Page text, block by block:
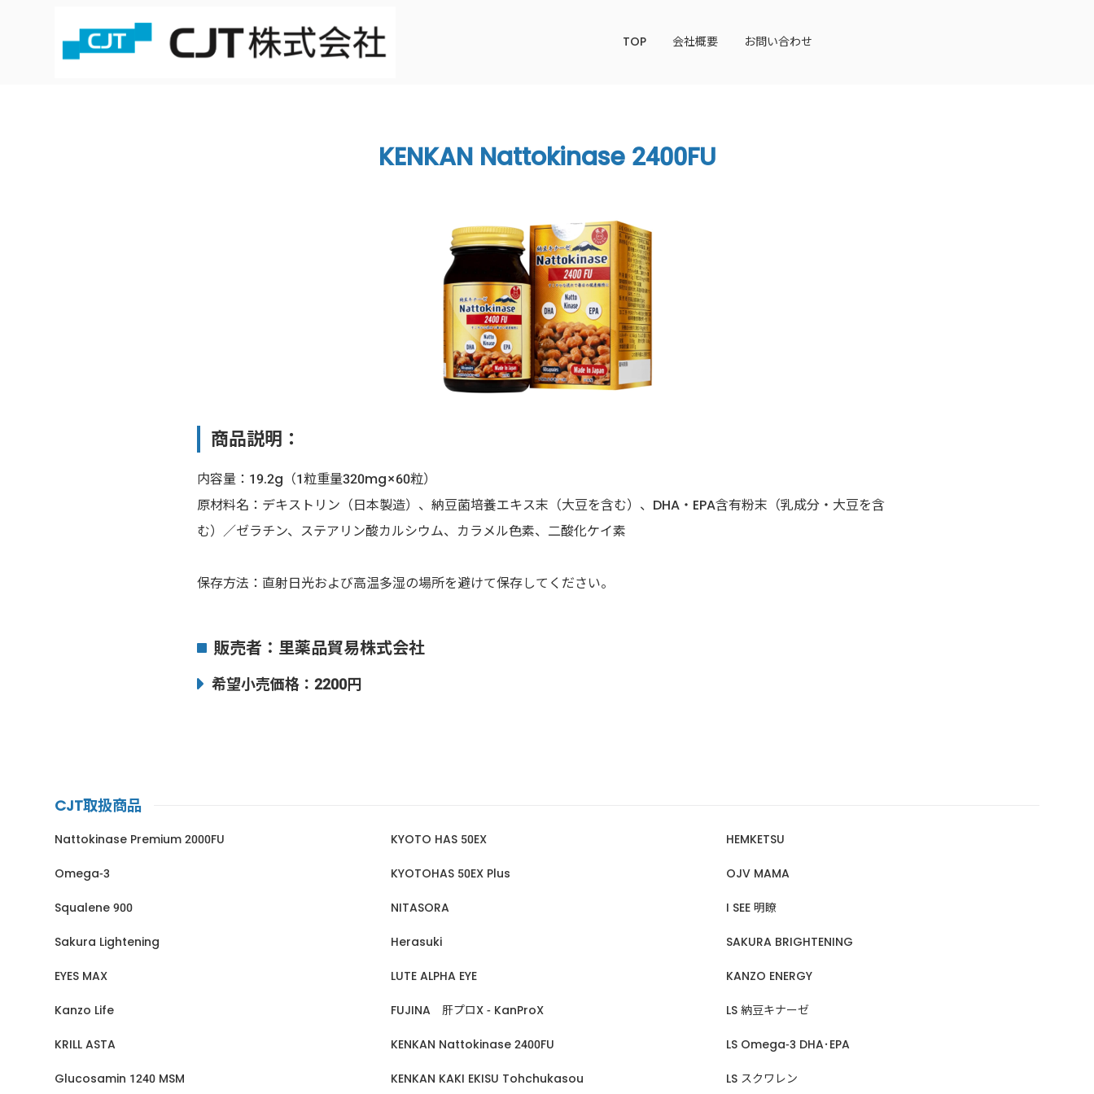
TOP 会社概要 お問い合わせ
KENKAN Nattokinase 2400FU
商品説明：
内容量：19.2g（1粒重量320mg×60粒）
原材料名：デキストリン（日本製造）、納豆菌培養エキス末（大豆を含む）、DHA・EPA含有粉末（乳成分・大豆を含
む）／ゼラチン、ステアリン酸カルシウム、カラメル色素、二酸化ケイ素
保存方法：直射日光および高温多湿の場所を避けて保存してください。
販売者：里薬品貿易株式会社
希望小売価格：2200円
CJT取扱商品
Nattokinase Premium 2000FU
Omega-3
Squalene 900
Sakura Lightening
EYES MAX
Kanzo Life
KRILL ASTA
Glucosamin 1240 MSM
KYOTO HAS 50EX
KYOTOHAS 50EX Plus
NITASORA
Herasuki
LUTE ALPHA EYE
FUJINA 肝プロX - KanProX
KENKAN Nattokinase 2400FU
KENKAN KAKI EKISU Tohchukasou
HEMKETSU
OJV MAMA
I SEE 明瞭
SAKURA BRIGHTENING
KANZO ENERGY
LS 納豆キナーゼ
LS Omega-3 DHA･EPA
LS スクワレン